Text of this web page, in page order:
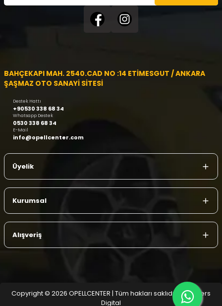
BAHÇEKAPI MAH. 2540.CAD NO :14 ETİMESGUT / ANKARA
ŞAŞMAZ OTO SANAYİ SİTESİ
Destek Hattı
+90530 338 68 34
Whatsapp Destek
0530 338 68 34
E-Mail
info@opellcenter.com
Üyelik
Kurumsal
Alışveriş
Copyright © 2026 OPELLCENTER | Tüm hakları saklıdır.
| Reliefers
Digital